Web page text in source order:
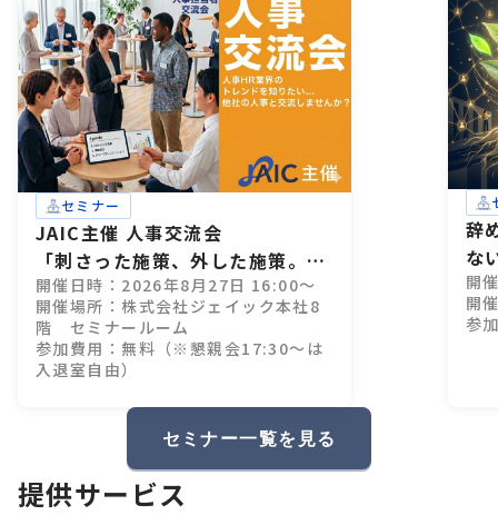
セミナー
JAIC主催 人事交流会
「刺さった施策、外した施策。」
28卒インターン設計、成功・失敗
のすべて
開催日時：2026年8月27日 16:00～
開催場所：株式会社ジェイック本社8
階 セミナールーム
参加費用：無料（※懇親会17:30～は
入退室自由）
辞
な
開
開
参
セミナー一覧を見る
提供サービス